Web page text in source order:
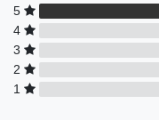
5
4
3
2
1